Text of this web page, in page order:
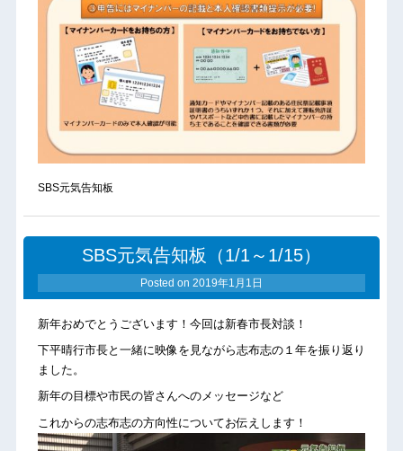
SBS元気告知板
SBS元気告知板（1/1～1/15）
Posted on 2019年1月1日
新年おめでとうございます！今回は新春市長対談！
下平晴行市長と一緒に映像を見ながら志布志の１年を振り返り
ました。
新年の目標や市民の皆さんへのメッセージなど
これからの志布志の方向性についてお伝えします！